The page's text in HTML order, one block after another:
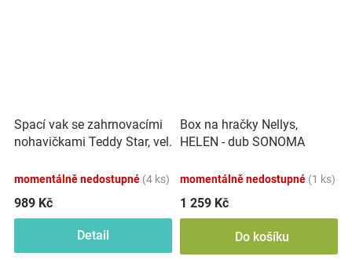
Spací vak se zahrnovacími
nohavičkami Teddy Star, vel.
momentálně nedostupné (4 ks)
989 Kč
Detail
Box na hračky Nellys,
HELEN - dub SONOMA
momentálně nedostupné (1 ks)
1 259 Kč
Do košíku